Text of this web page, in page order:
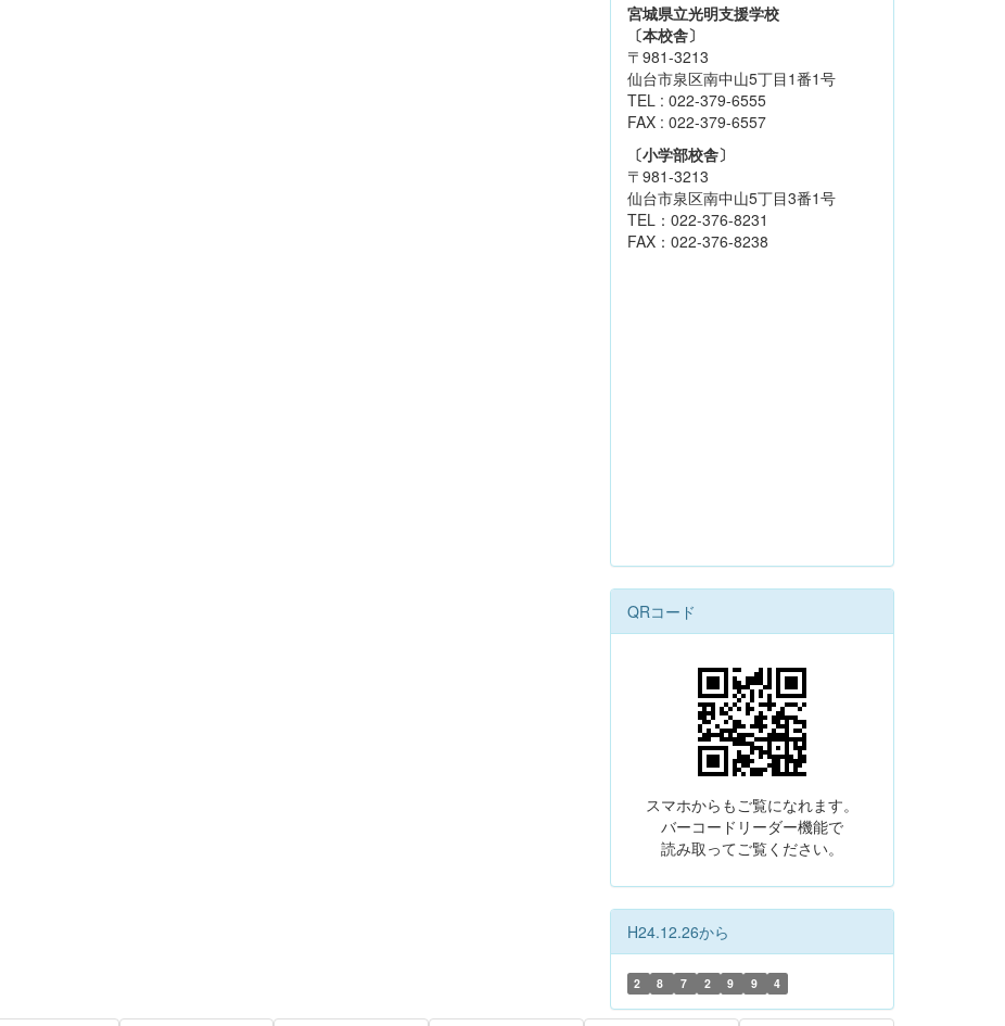
宮城県立光明支援学校
〔本校舎〕
〒981-3213
仙台市泉区南中山5丁目1番1号
TEL : 022-379-6555
FAX : 022-379-6557
〔小学部校舎〕
〒981-3213
仙台市泉区南中山5丁目3番1号
TEL：022-376-8231
FAX：022-376-8238
QRコード
スマホからもご覧になれます。
バーコードリーダー機能で
読み取ってご覧ください。
H24.12.26から
2 8 7 2 9 9 4